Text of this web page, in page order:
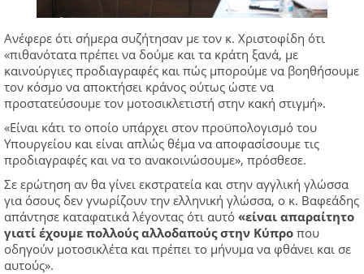
Ανέφερε ότι σήμερα συζήτησαν με τον κ. Χριστοφίδη ότι
«πιθανότατα πρέπει να δούμε και τα κράτη ξανά, με
καινούργιες προδιαγραφές και πώς μπορούμε να βοηθήσουμε
τον κόσμο να αποκτήσει κράνος ούτως ώστε να
προστατεύσουμε τον μοτοσικλετιστή στην κακή στιγμή».
«Είναι κάτι το οποίο υπάρχει στον προϋπολογισμό του
Υπουργείου και είναι απλώς θέμα να αποφασίσουμε τις
προδιαγραφές και να το ανακοινώσουμε», πρόσθεσε.
Σε ερώτηση αν θα γίνει εκστρατεία και στην αγγλική γλώσσα
για όσους δεν γνωρίζουν την ελληνική γλώσσα, ο κ. Βαφεάδης
απάντησε καταφατικά λέγοντας ότι αυτό «είναι απαραίτητο
γιατί έχουμε πολλούς αλλοδαπούς στην Κύπρο που
οδηγούν μοτοσικλέτα και πρέπει το μήνυμα να φθάνει και σε
αυτούς».